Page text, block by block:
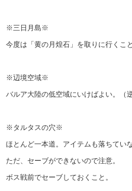
※三日月島※
今度は「黄の月煌石」を取りに行くこ
※辺境空域※
バルア大陸の低空域にいけばよい。（
※タルタスの穴※
ほとんど一本道。アイテムも落ちてい
ただ、セーブができないので注意。
ボス戦前でセーブしておくこと。